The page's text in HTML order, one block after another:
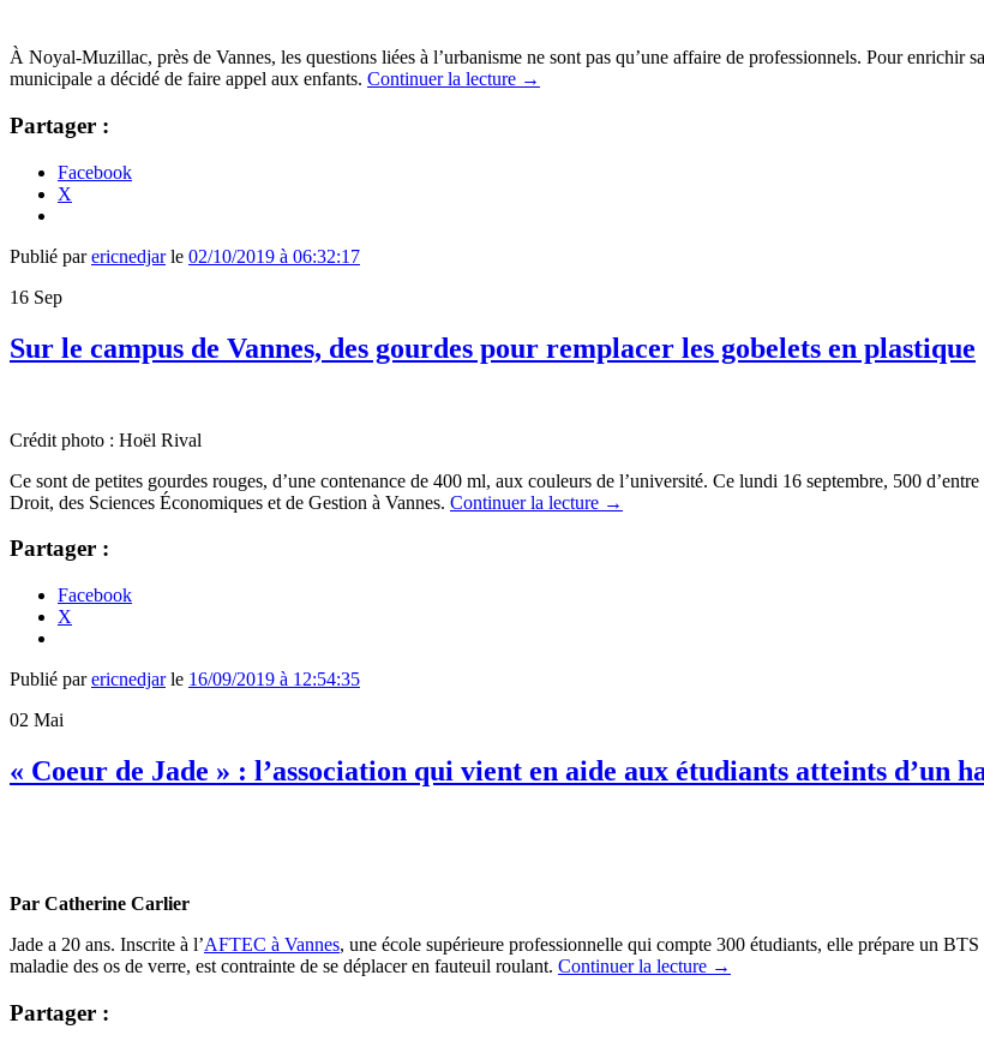
À Noyal-Muzillac, près de Vannes, les questions liées à l’urbanisme ne sont pas qu’une affaire de professionnels. Pour enrichir
municipale a décidé de faire appel aux enfants. Continuer la lecture →
Partager :
Facebook
X
Publié parericnedjarle 02/10/2019 à 06:32:17
16 Sep
Sur le campus de Vannes, des gourdes pour remplacer les gobelets en plastique
Crédit photo : Hoël Rival
Ce sont de petites gourdes rouges, d’une contenance de 400 ml, aux couleurs de l’université. Ce lundi 16 septembre, 500
Droit, des Sciences Économiques et de Gestion à Vannes. Continuer la lecture →
Partager :
Facebook
X
Publié parericnedjarle 16/09/2019 à 12:54:35
02 Mai
« Coeur de Jade » : l’association qui vient en aide aux étudiants atteints d’un
Par Catherine Carlier
Jade a 20 ans. Inscrite à l’AFTEC à Vannes, une école supérieure professionnelle qui compte 300 étudiants, elle prépare un
maladie des os de verre, est contrainte de se déplacer en fauteuil roulant. Continuer la lecture →
Partager :